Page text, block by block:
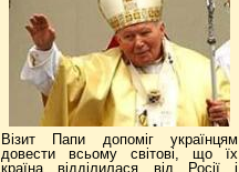
Візит Папи допоміг українцям
довести всьому світові, що їх
країна відділилася від Росії і